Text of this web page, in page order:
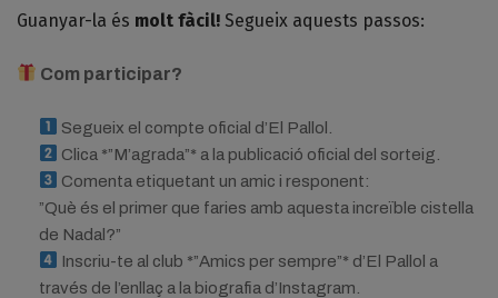
Guanyar-la és molt fàcil! Segueix aquests passos:
Com participar?
Segueix el compte oficial d’El Pallol.
Clica *”M’agrada”* a la publicació oficial del sorteig.
Comenta etiquetant un amic i responent:
”Què és el primer que faries amb aquesta increïble cistella
de Nadal?”
Inscriu-te al club *”Amics per sempre”* d’El Pallol a
través de l’enllaç a la biografia d’Instagram.